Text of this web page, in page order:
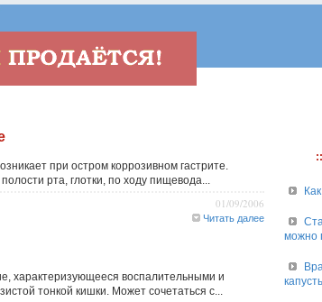
при остром коррозивном гастрите.
рта, глотки, по ходу пищевода...
01/09/2006
Читать далее
характеризующееся воспалительными и
тонкой кишки. Может сочетаться с...
можно